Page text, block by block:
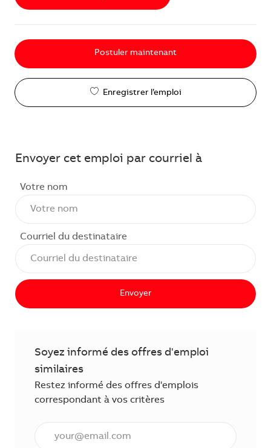
Postuler maintenant
Enregistrer l’emploi
Envoyer cet emploi par courriel à
Votre nom
Courriel du destinataire
Envoyer
Soyez informé des offres d'emploi
similaires
Restez informé des offres d'emplois
correspondant à vos critères